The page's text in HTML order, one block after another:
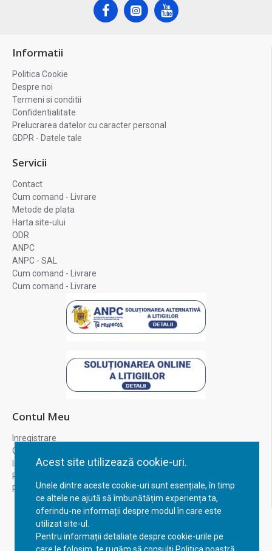
Acest site utilizează cookie-uri.
Unele dintre aceste cookie-uri sunt esențiale, în timp
ce altele ne ajută să îmbunătățim experiența ta,
oferindu-ne informații despre modul în care este
utilizat site-ul.
Pentru informații detaliate despre cookie-urile pe
Informatii
Politica Cookie
Despre noi
Termeni si conditii
Confidentialitate
Prelucrarea datelor cu caracter personal
GDPR - Datele tale
Servicii
Contact
Cum comand - Livrare
Metode de plata
Harta site-ului
ODR
ANPC
ANPC - SAL
Cum comand - Livrare
Cum comand - Livrare
Contul Meu
Inregistrare
Contul meu
Istoric comenzi
Recuperare parola
Returnare produs